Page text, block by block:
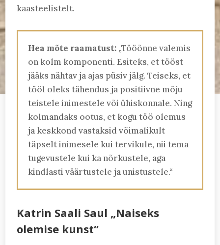
kaasteelistelt.
Hea mõte raamatust:„Tööõnne valemis
on kolm komponenti. Esiteks, et tööst
jääks nähtav ja ajas püsiv jälg. Teiseks, et
tööl oleks tähendus ja positiivne mõju
teistele inimestele või ühiskonnale. Ning
kolmandaks ootus, et kogu töö olemus
ja keskkond vastaksid võimalikult
täpselt inimesele kui tervikule, nii tema
tugevustele kui ka nõrkustele, aga
kindlasti väärtustele ja unistustele.“
Katrin Saali Saul „Naiseks
olemise kunst“